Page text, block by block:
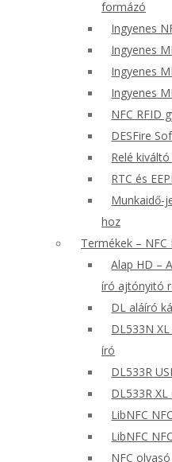
formázó
Ingyenes
Ingyenes
Ingyenes
Ingyenes
NFC RFID
DESFire
Relé
RTC és
Munkaidő-
hoz
Termékek –
Alap HD –
író ajtónyitó
DL aláíró
DL533N
író
DL533R
DL533R XL
LibNFC
LibNFC
NFC